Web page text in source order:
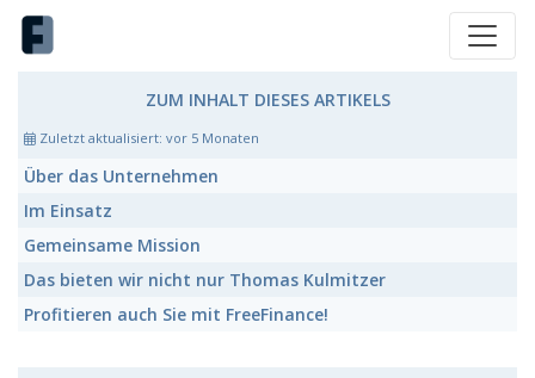
ZUM INHALT DIESES ARTIKELS
Zuletzt aktualisiert: vor 5 Monaten
Über das Unternehmen
Im Einsatz
Gemeinsame Mission
Das bieten wir nicht nur Thomas Kulmitzer
Profitieren auch Sie mit FreeFinance!